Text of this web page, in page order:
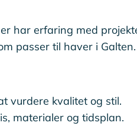
har erfaring med
passer til haver i Galten.
vurdere kvalitet og stil.
materialer og tidsplan.